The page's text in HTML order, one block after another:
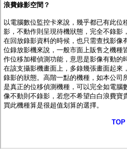
浪費錄影空間？
以電腦數位監控卡來說，幾乎都已有此位
影，不動作則呈現待機狀態，完全不錄影
在回放錄影資料的時候，也只需查找影像
位錄放影機來說，一般市面上販售之機種
作位移加權偵測功能，意思是影像有動的
在該支攝影機畫面上，多錄幾張畫面起來
錄影的狀態。高階一點的機種，如本公司
是真正的位移偵測機種，可以完全如電腦
像不動則不錄影，若您不希望白白浪費寶
買此機種算是很超值划算的選擇。
TOP